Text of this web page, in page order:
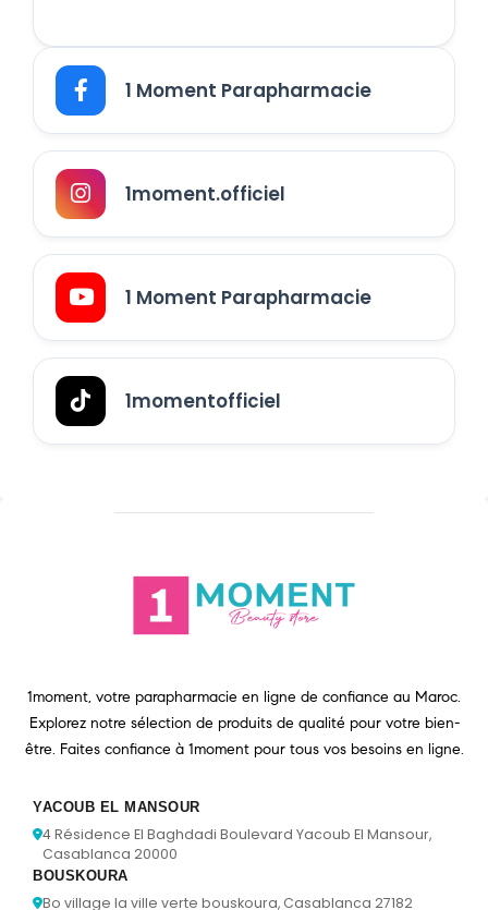
1 Moment Parapharmacie
1moment.officiel
1 Moment Parapharmacie
1momentofficiel
1moment, votre parapharmacie en ligne de confiance au Maroc.
Explorez notre sélection de produits de qualité pour votre bien-
être. Faites confiance à 1moment pour tous vos besoins en ligne.
YACOUB EL MANSOUR
4 Résidence El Baghdadi Boulevard Yacoub El Mansour,
Casablanca 20000
BOUSKOURA
Bo village la ville verte bouskoura, Casablanca 27182